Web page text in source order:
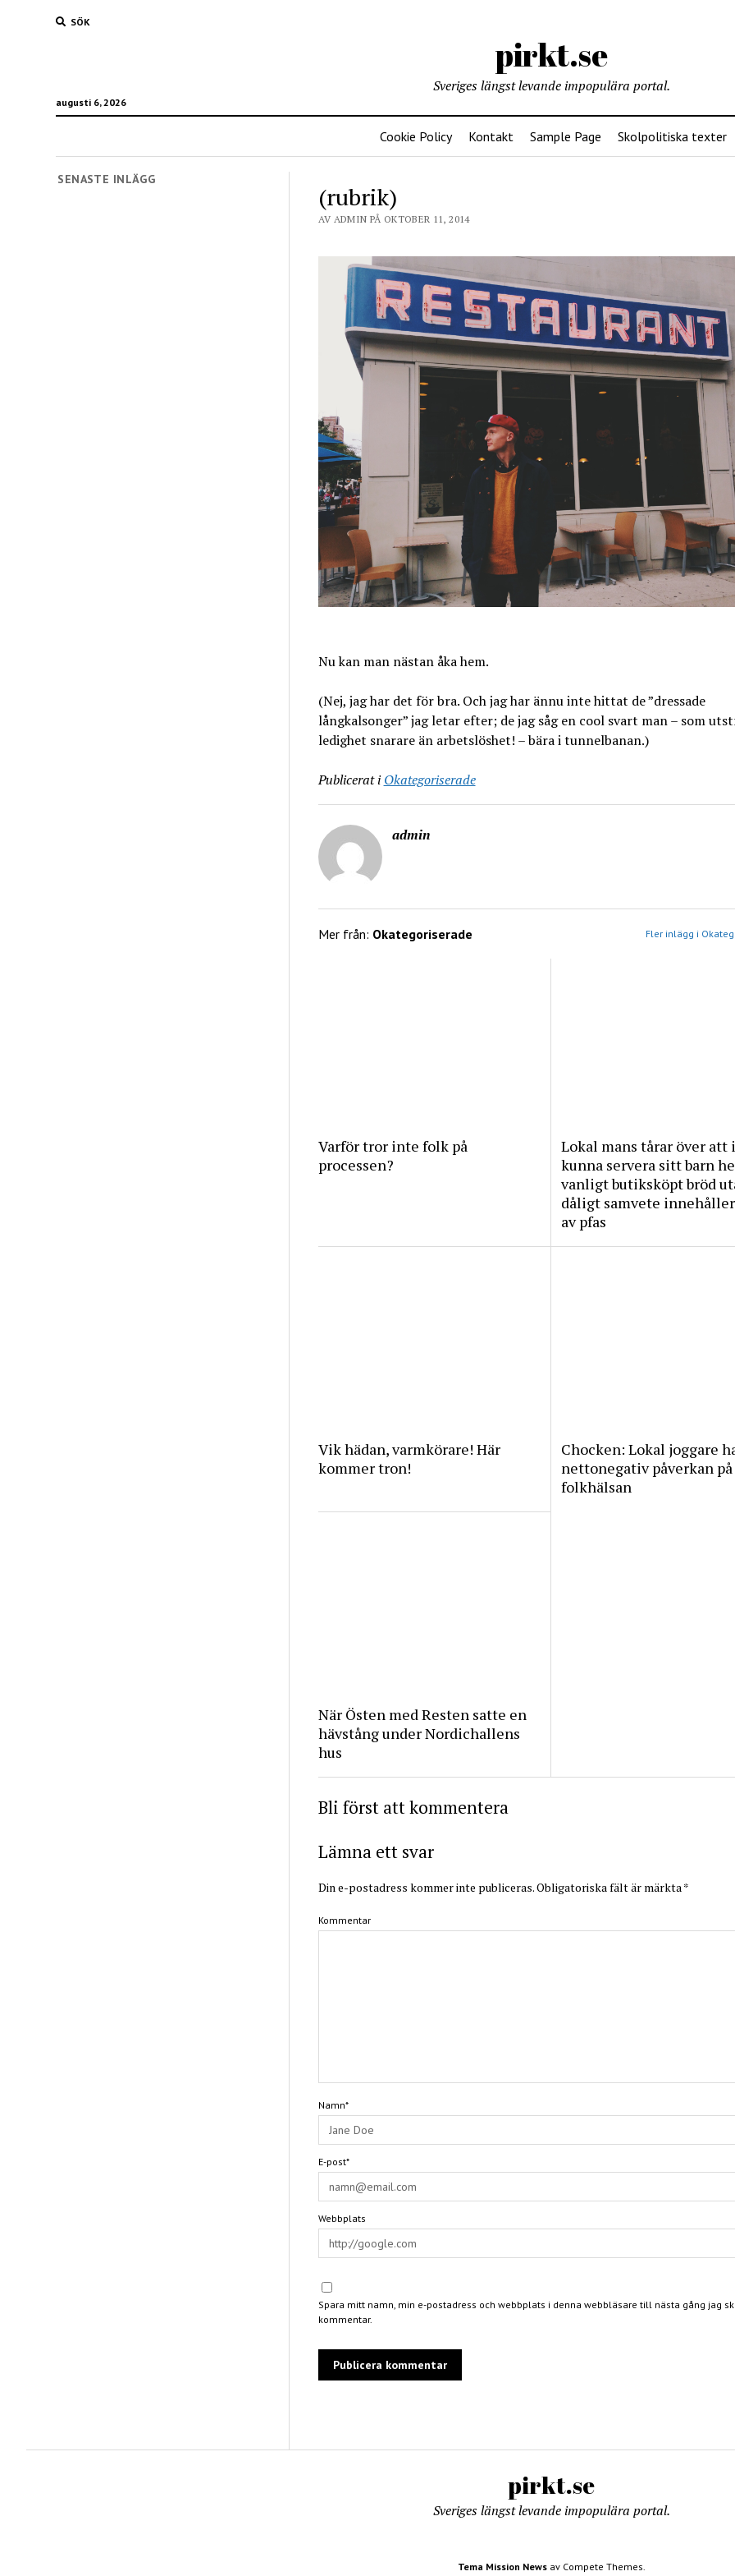
SÖK
pirkt.se
augusti 6, 2026
Sveriges längst levande impopulära portal.
Cookie Policy Kontakt Sample Page Skolpolitiska texter
SENASTE INLÄGG
(rubrik)
AV ADMIN PÅ OKTOBER 11, 2014
Nu kan man nästan åka hem.
(Nej, jag har det för bra. Och jag har ännu inte hittat de ”dressade
långkalsonger” jag letar efter; de jag såg en cool svart man – som
ledighet snarare än arbetslöshet! – bära i tunnelbanan.)
Publicerat i Okategoriserade
admin
Mer från: Okategoriserade Fler inlägg i
Varför tror inte folk på
processen?
Lokal mans tårar över att
kunna servera sitt barn
vanligt butiksköpt bröd
dåligt samvete
av pfas
Vik hädan, varmkörare! Här
kommer tron!
Chocken: Lokal joggare
nettonegativ påverkan på
folkhälsan
När Östen med Resten satte en
hävstång under Nordichallens
hus
Bli först att kommentera
Lämna ett svar
Din e-postadress kommer inte publiceras.Obligatoriska fält är märkta*
Kommentar
Namn*
E-post*
Webbplats
Spara mitt namn, min e-postadress och webbplats i denna webbläsare till nästa gång jag
kommentar.
pirkt.se
Sveriges längst levande impopulära portal.
Tema Mission Newsav Compete Themes.